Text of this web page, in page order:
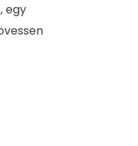
egy